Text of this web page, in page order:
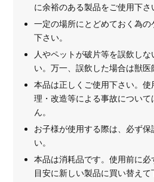
に余裕のある製品をご使用下さ
一定の場所にとどめておく為
下さい。
人やペットが破片等を誤飲し
い。万一、誤飲した場合は獣医
本品は正しくご使用下さい。
理・改造等による事故につい
ん。
お子様が使用する際は、必ず
い。
本品は消耗品です。使用前に
目安に新しい製品に買い替えて